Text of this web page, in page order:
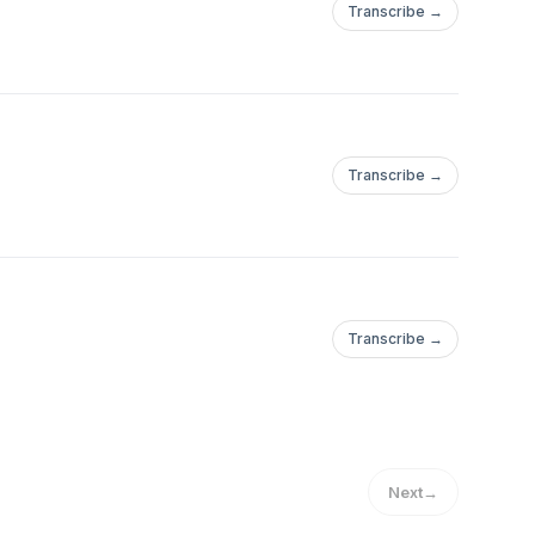
Transcribe →
Transcribe →
Transcribe →
Next→